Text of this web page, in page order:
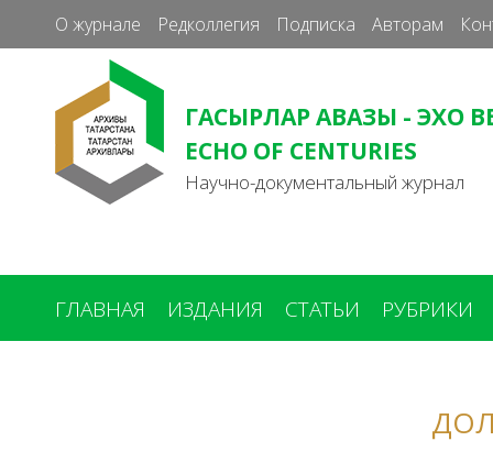
О журнале Редколлегия Подписка Авторам
ГАСЫРЛАР АВАЗЫ - ЭХО
ECHO OF CENTURIES
Научно-документальный журнал
ГЛАВНАЯ ИЗДАНИЯ СТАТЬИ РУБРИКИ